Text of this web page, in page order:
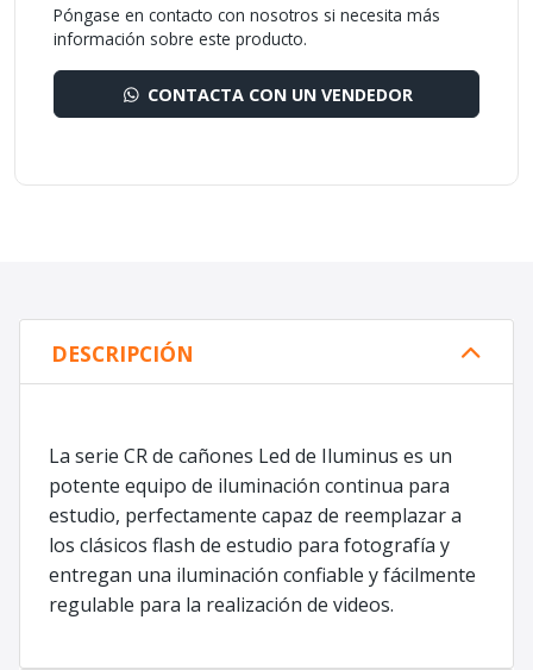
Póngase en contacto con nosotros si necesita más
información sobre este producto.
CONTACTA CON UN VENDEDOR
DESCRIPCIÓN
La serie CR de cañones Led de Iluminus es un
potente equipo de iluminación continua para
estudio, perfectamente capaz de reemplazar a
los clásicos flash de estudio para fotografía y
entregan una iluminación confiable y fácilmente
regulable para la realización de videos.